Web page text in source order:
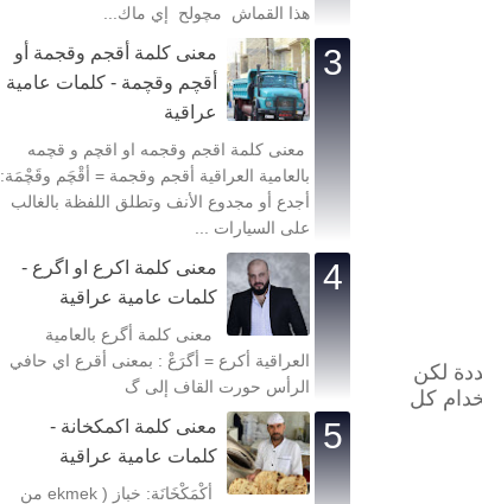
لكن
كل
هذا القماش مچولح إي ماك...
معنى كلمة أقجم وقجمة أو
أقچم وقچمة - كلمات عامية
عراقية
معنى كلمة اقجم وقجمه او اقچم و قچمه
بالعامية العراقية أقجم وقجمة = أقْچَم وقَچْمَة:
أجدع أو مجدوع الأنف وتطلق اللفظة بالغالب
على السيارات ...
معنى كلمة اكرع او اگرع -
كلمات عامية عراقية
معنى كلمة أگرع بالعامية
العراقية أكرع = أگرَعْ : بمعنى أقرع اي حافي
الرأس حورت القاف إلى گ
معنى كلمة اكمكخانة -
كلمات عامية عراقية
أكْمَكْخَانَة: خباز ( ekmek من